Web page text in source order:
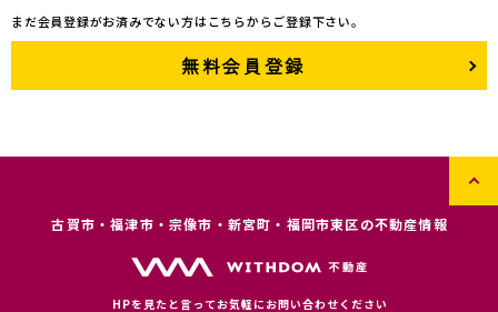
まだ会員登録がお済みでない方はこちらからご登録下さい。
無料会員登録
古賀市・福津市・宗像市・新宮町・福岡市東区の不動産情報
HPを見たと言ってお気軽にお問い合わせください